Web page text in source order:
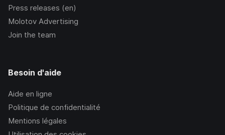
Press releases (en)
Molotov Advertising
Join the team
Besoin d'aide
Aide en ligne
Politique de confidentialité
Mentions légales